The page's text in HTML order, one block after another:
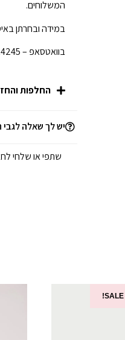
המשלוחים.
במידה ובחרתן
בוואטסאפ – 054-7324245 לפני הגעתכן לחנות.
החלפות
יש לך שאלה
שתפי או שלחי
SALE!